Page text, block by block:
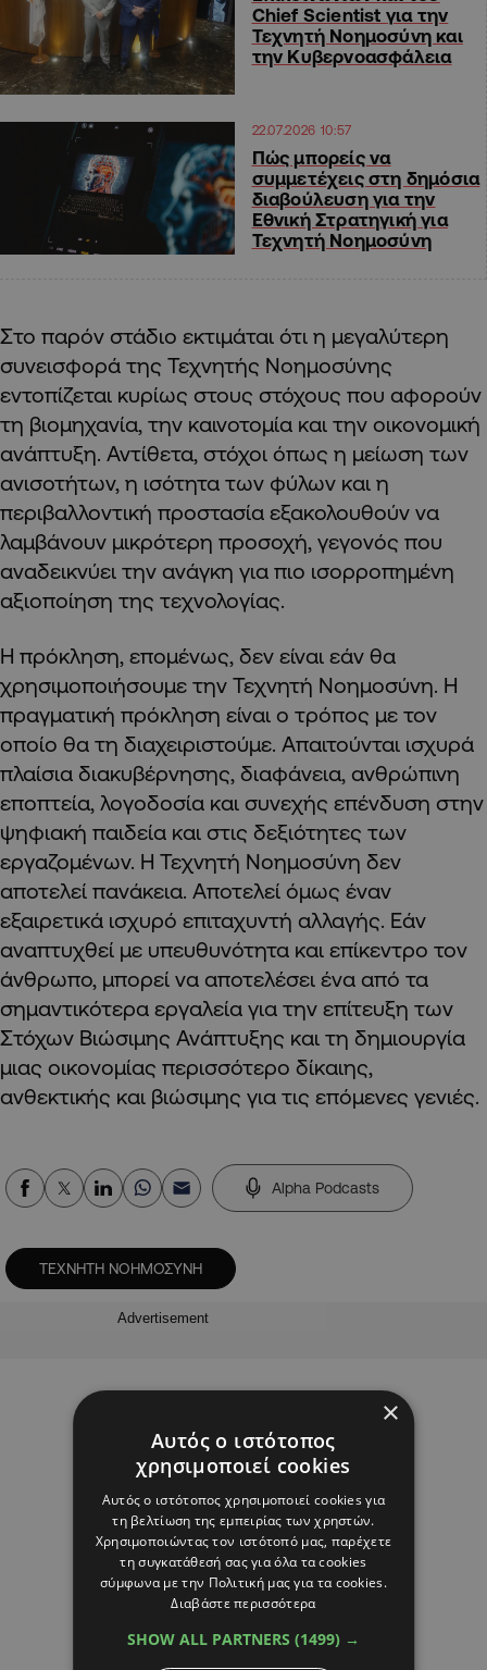
Chief Scientist για την
Τεχνητή Νοημοσύνη και
την Κυβερνοασφάλεια
22.07.2026 10:57
Πώς μπορείς να
συμμετέχεις στη δημόσια
διαβούλευση για την
Εθνική Στρατηγική για
Τεχνητή Νοημοσύνη
Στο παρόν στάδιο εκτιμάται ότι η μεγαλύτερη
συνεισφορά της Τεχνητής Νοημοσύνης
εντοπίζεται κυρίως στους στόχους που αφορούν
τη βιομηχανία, την καινοτομία και την οικονομική
ανάπτυξη. Αντίθετα, στόχοι όπως η μείωση των
ανισοτήτων, η ισότητα των φύλων και η
περιβαλλοντική προστασία εξακολουθούν να
λαμβάνουν μικρότερη προσοχή, γεγονός που
αναδεικνύει την ανάγκη για πιο ισορροπημένη
αξιοποίηση της τεχνολογίας.
Η πρόκληση, επομένως, δεν είναι εάν θα
χρησιμοποιήσουμε την Τεχνητή Νοημοσύνη. Η
πραγματική πρόκληση είναι ο τρόπος με τον
οποίο θα τη διαχειριστούμε. Απαιτούνται ισχυρά
πλαίσια διακυβέρνησης, διαφάνεια, ανθρώπινη
εποπτεία, λογοδοσία και συνεχής επένδυση στην
ψηφιακή παιδεία και στις δεξιότητες των
εργαζομένων. Η Τεχνητή Νοημοσύνη δεν
αποτελεί πανάκεια. Αποτελεί όμως έναν
εξαιρετικά ισχυρό επιταχυντή αλλαγής. Εάν
αναπτυχθεί με υπευθυνότητα και επίκεντρο τον
άνθρωπο, μπορεί να αποτελέσει ένα από τα
σημαντικότερα εργαλεία για την επίτευξη των
Στόχων Βιώσιμης Ανάπτυξης και τη δημιουργία
μιας οικονομίας περισσότερο δίκαιης,
ανθεκτικής και βιώσιμης για τις επόμενες γενιές.
Alpha Podcasts
ΤΕΧΝΗΤΗ ΝΟΗΜΟΣΥΝΗ
Advertisement
×
Αυτός ο ιστότοπος
χρησιμοποιεί cookies
Αυτός ο ιστότοπος χρησιμοποιεί cookies για
τη βελτίωση της εμπειρίας των χρηστών.
Χρησιμοποιώντας τον ιστότοπό μας, παρέχετε
τη συγκατάθεσή σας για όλα τα cookies
σύμφωνα με την Πολιτική μας για τα cookies.
Διαβάστε περισσότερα
SHOW ALL PARTNERS (1499) →